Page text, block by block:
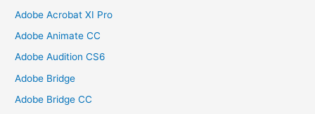
Adobe Acrobat XI Pro
Adobe Animate CC
Adobe Audition CS6
Adobe Bridge
Adobe Bridge CC